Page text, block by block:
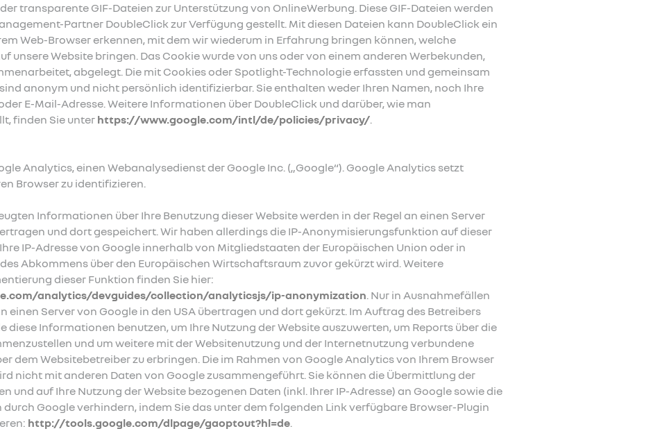
transparente GIF-Dateien zur Unterstützung von OnlineWerbung. Diese GIF-Dateien werden
Partner DoubleClick zur Verfügung gestellt. Mit diesen Dateien kann DoubleClick ein
Web-Browser erkennen, mit dem wir wiederum in Erfahrung bringen können, welche
unsere Website bringen. Das Cookie wurde von uns oder von einem anderen Werbekunden,
abgelegt. Die mit Cookies oder Spotlight-Technologie erfassten und gemeinsam
anonym und nicht persönlich identifizierbar. Sie enthalten weder Ihren Namen, noch Ihre
E-Mail-Adresse. Weitere Informationen über DoubleClick und darüber, wie man
finden Sie unter https://www.google.com/intl/de/policies/privacy/.
Analytics, einen Webanalysedienst der Google Inc. („Google“). Google Analytics setzt
Browser zu identifizieren.
Informationen über Ihre Benutzung dieser Website werden in der Regel an einen Server
und dort gespeichert. Wir haben allerdings die IP-Anonymisierungsfunktion auf dieser
IP-Adresse von Google innerhalb von Mitgliedstaaten der Europäischen Union oder in
Abkommens über den Europäischen Wirtschaftsraum zuvor gekürzt wird. Weitere
dieser Funktion finden Sie hier:
analytics/devguides/collection/analyticsjs/ip-anonymization. Nur in Ausnahmefällen
einen Server von Google in den USA übertragen und dort gekürzt. Im Auftrag des Betreibers
diese Informationen benutzen, um Ihre Nutzung der Website auszuwerten, um Reports über die
und um weitere mit der Websitenutzung und der Internetnutzung verbundene
dem Websitebetreiber zu erbringen. Die im Rahmen von Google Analytics von Ihrem Browser
nicht mit anderen Daten von Google zusammengeführt. Sie können die Übermittlung der
und auf Ihre Nutzung der Website bezogenen Daten (inkl. Ihrer IP-Adresse) an Google sowie die
Google verhindern, indem Sie das unter dem folgenden Link verfügbare Browser-Plugin
http://tools.google.com/dlpage/gaoptout?hl=de.